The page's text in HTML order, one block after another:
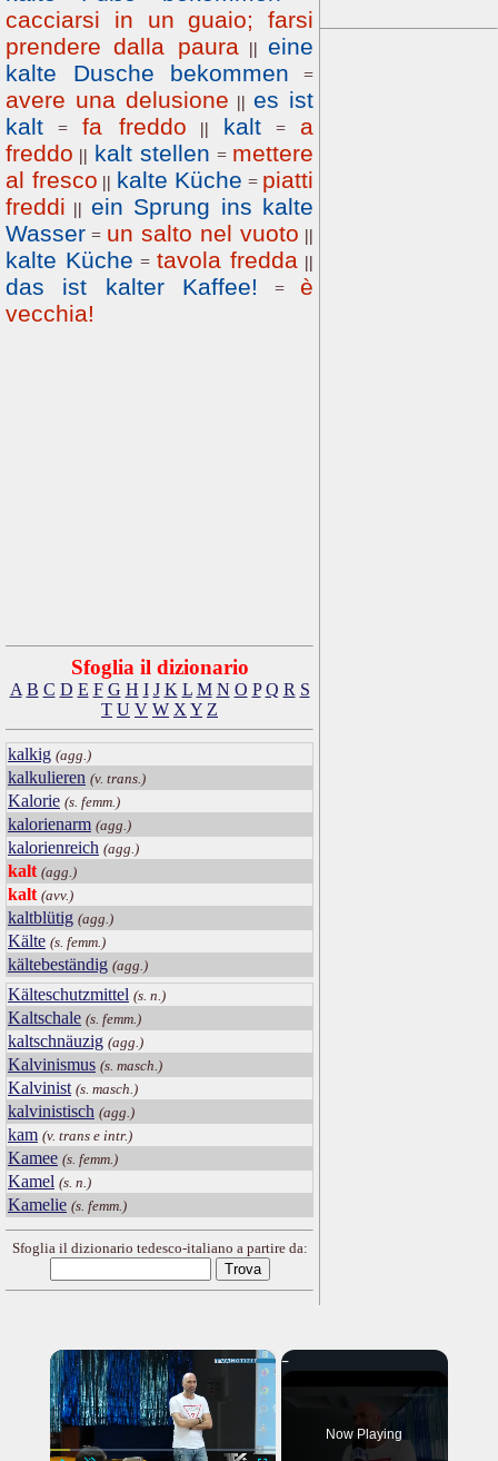
cacciarsi in un guaio; farsi
prendere dalla paura
||
eine
kalte Dusche bekommen =
avere una delusione || es ist
kalt = fa freddo || kalt = a
freddo || kalt stellen = mettere
al fresco || kalte Küche = piatti
freddi || ein Sprung ins kalte
Wasser = un salto nel vuoto ||
kalte Küche = tavola fredda ||
das ist kalter Kaffee! = è
vecchia!
Sfoglia il dizionario
A B C D E F G H I J K L M N O P Q R S
T U V W X Y Z
kalkig (agg.)
kalkulieren (v. trans.)
Kalorie (s. femm.)
kalorienarm (agg.)
kalorienreich (agg.)
kalt (agg.)
kalt (avv.)
kaltblütig (agg.)
Kälte (s. femm.)
kältebeständig (agg.)
Kälteschutzmittel (s. n.)
Kaltschale (s. femm.)
kaltschnäuzig (agg.)
Kalvinismus (s. masch.)
Kalvinist (s. masch.)
kalvinistisch (agg.)
kam (v. trans e intr.)
Kamee (s. femm.)
Kamel (s. n.)
Kamelie (s. femm.)
Sfoglia il dizionario tedesco-italiano a partire da:
×
Now Playing